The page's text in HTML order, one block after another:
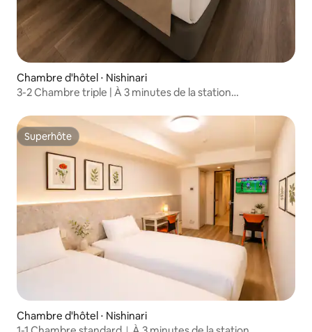
Chambre d'hôtel ⋅ Nishinari
3-2 Chambre triple | À 3 minutes de la station
minutes des stations de métro Namba et Shinsaibashi |
Appartement entier, pratique pour la vie quotidienne |
Pour 3 personnes
Superhôte
Superhôte
Chambre d'hôtel ⋅ Nishinari